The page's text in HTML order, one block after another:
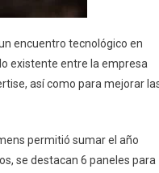
encuentro tecnológico en
existente entre la empresa
así como para mejorar
permitió sumar el año
se destacan 6 paneles para